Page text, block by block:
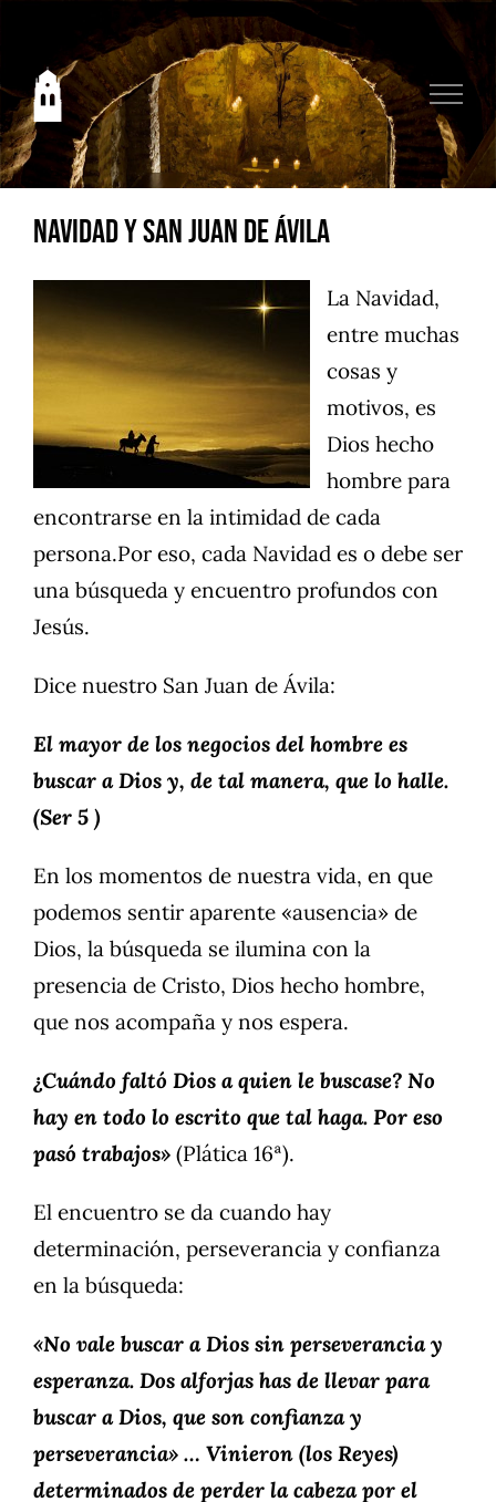
contenido
Navidad y San Juan de Ávila
La Navidad,
entre muchas
cosas y
motivos, es
Dios hecho
hombre para
encontrarse en la intimidad de cada
persona.Por eso, cada Navidad es o debe ser
una búsqueda y encuentro profundos con
Jesús.
Dice nuestro San Juan de Ávila:
El mayor de los negocios del hombre es
buscar a Dios y, de tal manera, que lo halle.
(Ser 5 )
En los momentos de nuestra vida, en que
podemos sentir aparente «ausencia» de
Dios, la búsqueda se ilumina con la
presencia de Cristo, Dios hecho hombre,
que nos acompaña y nos espera.
¿Cuándo faltó Dios a quien le buscase? No
hay en todo lo escrito que tal haga. Por eso
pasó trabajos» (Plática 16ª).
El encuentro se da cuando hay
determinación, perseverancia y confianza
en la búsqueda:
«No vale buscar a Dios sin perseverancia y
esperanza. Dos alforjas has de llevar para
buscar a Dios, que son confianza y
perseverancia» … Vinieron (los Reyes)
determinados de perder la cabeza por el